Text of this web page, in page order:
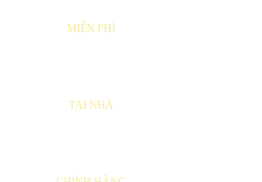
MIỄN PHÍ
TẠI NHÀ